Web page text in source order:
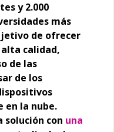
y 2.000
más
de ofrecer
calidad,
de las
de los
en la nube.
con una